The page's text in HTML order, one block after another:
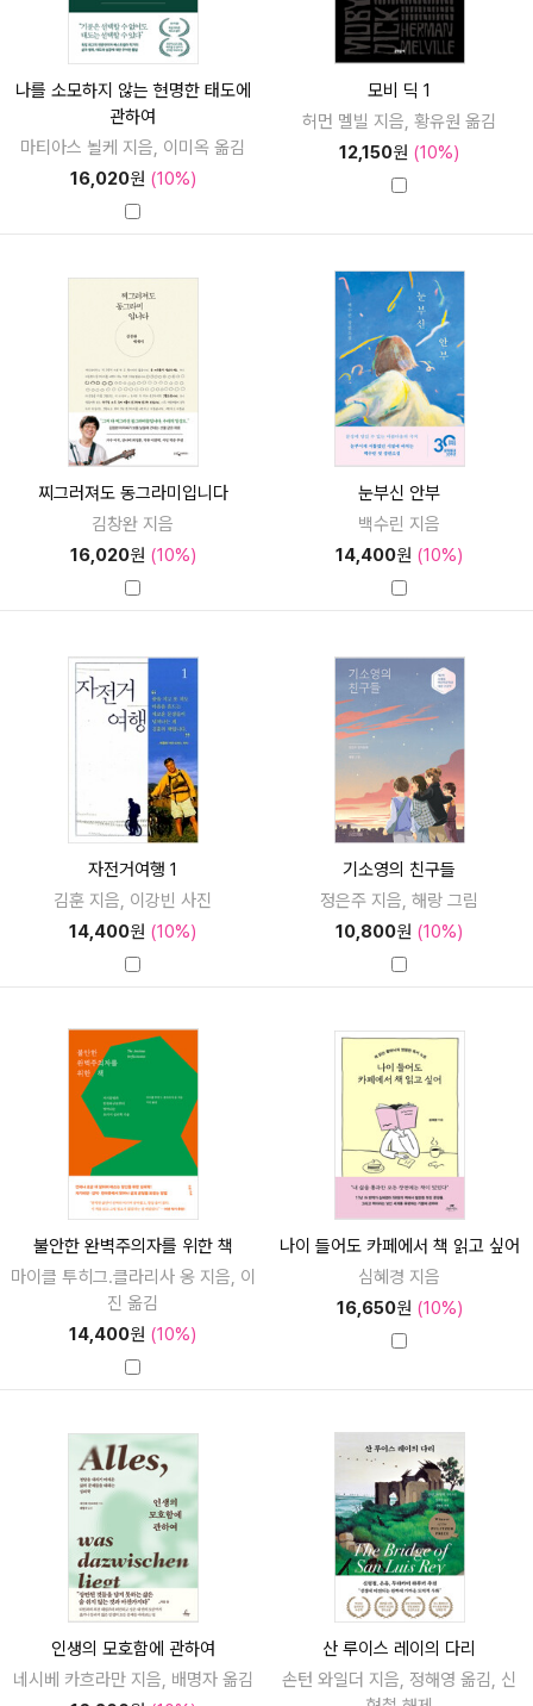
나를 소모하지 않는 현명한 태도에
관하여
마티아스 뇔케 지음, 이미옥 옮김
16,020원 (10%)
모비 딕 1
허먼 멜빌 지음, 황유원 옮김
12,150원 (10%)
찌그러져도 동그라미입니다
김창완 지음
16,020원 (10%)
눈부신 안부
백수린 지음
14,400원 (10%)
자전거여행 1
김훈 지음, 이강빈 사진
14,400원 (10%)
기소영의 친구들
정은주 지음, 해랑 그림
10,800원 (10%)
불안한 완벽주의자를 위한 책
마이클 투히그.클라리사 옹 지음, 이
진 옮김
14,400원 (10%)
나이 들어도 카페에서 책 읽고 싶어
심혜경 지음
16,650원 (10%)
인생의 모호함에 관하여
네시베 카흐라만 지음, 배명자 옮김
산 루이스 레이의 다리
손턴 와일더 지음, 정해영 옮김, 신